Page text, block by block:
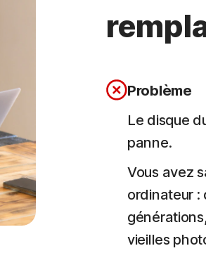
Problème
Le disque
panne.
Vous avez
ordinateur :
vieilles